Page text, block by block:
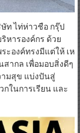
ท ไท่ห่าวชือ กรุ๊ป
ารองค์กร ด้วย
องค์ทรงมีแต่ให้ เห
กล เพื่อมอบสิ่งดีๆ
ในการเรียน และ